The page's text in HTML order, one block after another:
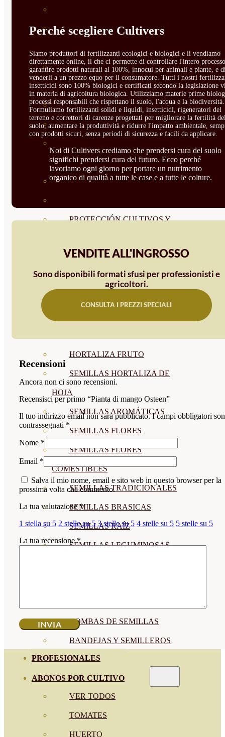
SUSTRATOS Y
CORRECTORES DE
CARENCIAS
ENRAIZANTES
MADURACIÓN Y ENGORDE
SUELO
ÁCIDOS HÚMICOS
PROTECCIÓN CULTIVOS Y
PLANTAS INTERIOR
GROWPUNCH
SEMILLAS
HORTALIZA FRUTO
SEMILLAS HORTALIZA DE
HOJA
SEMILLAS AROMÁTICAS
SEMILLAS FLORES
SEMILLAS FLORES
COMESTIBLES
SEMILLAS TRADICIONALES
SEMILLAS BRASICAS
SEMILLAS RAÍZ
SEMILLAS LEGUMINOSAS
BOMBAS DE SEMILLAS
BANDEJAS Y SEMILLEROS
PROFESIONALES
ABONOS POR CULTIVO
VER TODOS
TOMATES
HUERTO
Perché scegliere Cultivers
Siamo produttori di fertilizzanti ecologici e biologici e li vendiamo
direttamente online, il che ci permette di controllare l'intero
garantire prodotti naturali al 100%, innocui per animali e piante, e
venderli a un prezzo equo per il consumatore. Tutti i nostri
insetticidi sono 100% biologici e certificati secondo la legislazione
in materia di agricoltura biologica. Utilizziamo materie prime
processi responsabili che rispettano il suolo, l'acqua e la biodiversità.
Formuliamo fertilizzanti solidi e liquidi, insetticidi, rigeneratori del
terreno e correttori di carenze progettati per migliorare la fertilità
suolo, aumentare la produttività e ridurre l'impatto ambientale,
con prodotti sicuri, senza periodi di sicurezza e facili da applicare.
Noi di Cultivers crediamo che prendersi cura del suolo
significhi prendersi cura del futuro. Ecco perché
lavoriamo ogni giorno per portare un nutrimento
organico di qualità a tutte le case e a tutte le colture.
VENDITE ALL'INGROSSO
Sono disponibili formati sfusi per professionisti e
agricoltori.
CONSULTA I PREZZI SPECIALI
Recensioni
Ancora non ci sono recensioni.
Recensisci per primo “Pianta di mango Osteen”
Il tuo indirizzo email non sarà pubblicato. I campi obbligatori
contrassegnati *
Nome *
Email *
Salva il mio nome, email e sito web in questo browser per la
prossima volta che commento.
La tua valutazione*
1 stella su 5 2 stelle su 5 3 stelle su 5 4 stelle su 5 5 stelle su 5
La tua recensione*